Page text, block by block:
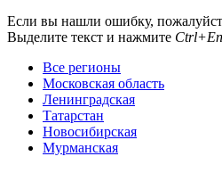
Если вы нашли ошибку,
Выделите текст и нажмите
Все регионы
Московская область
Ленинградская
Татарстан
Новосибирская
Мурманская